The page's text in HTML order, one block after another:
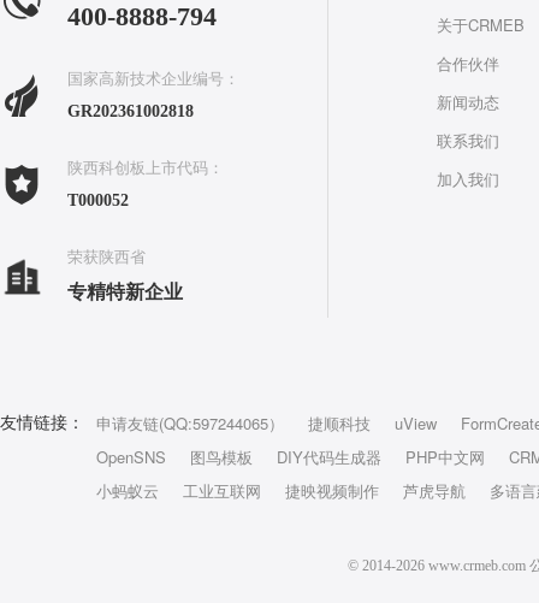
400-8888-794
国家高新技术企业编号：
GR202361002818
陕西科创板上市代码：
T000052
荣获陕西省
专精特新企业
关于CRMEB
合作伙伴
新闻动态
联系我们
加入我们
友情链接： 申请友链(QQ:597244065） 捷顺科技 uView
OpenSNS
图鸟模板 DIY代码生成器 PHP中文网
小蚂蚁云
工业互联网 捷映视频制作 芦虎导航 多语
© 2014-2026